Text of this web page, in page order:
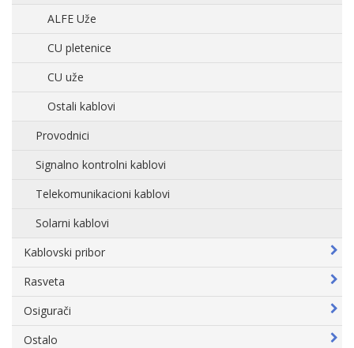
ALFE Uže
CU pletenice
CU uže
Ostali kablovi
Provodnici
Signalno kontrolni kablovi
Telekomunikacioni kablovi
Solarni kablovi
Kablovski pribor
Rasveta
Osigurači
Ostalo